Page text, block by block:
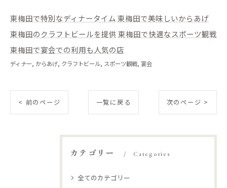
東梅田で特別なディナータイム東梅田で美味しいからあげ
東梅田のクラフトビールを提供東梅田で快適なスポーツ観戦
東梅田で宴会での利用も人気の店
ディナー からあげ クラフトビール スポーツ観戦 宴会
< 前のページ 一覧に戻る 次のページ >
カテゴリー Categories
全てのカテゴリー